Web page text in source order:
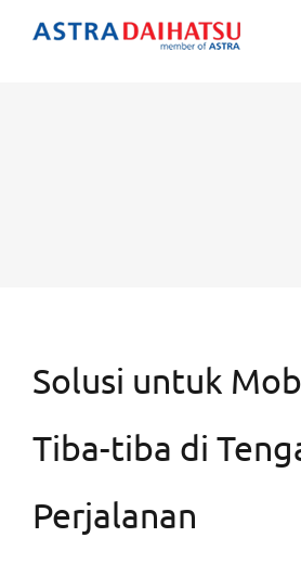
Solusi untuk
Tiba-tiba di
Perjalanan